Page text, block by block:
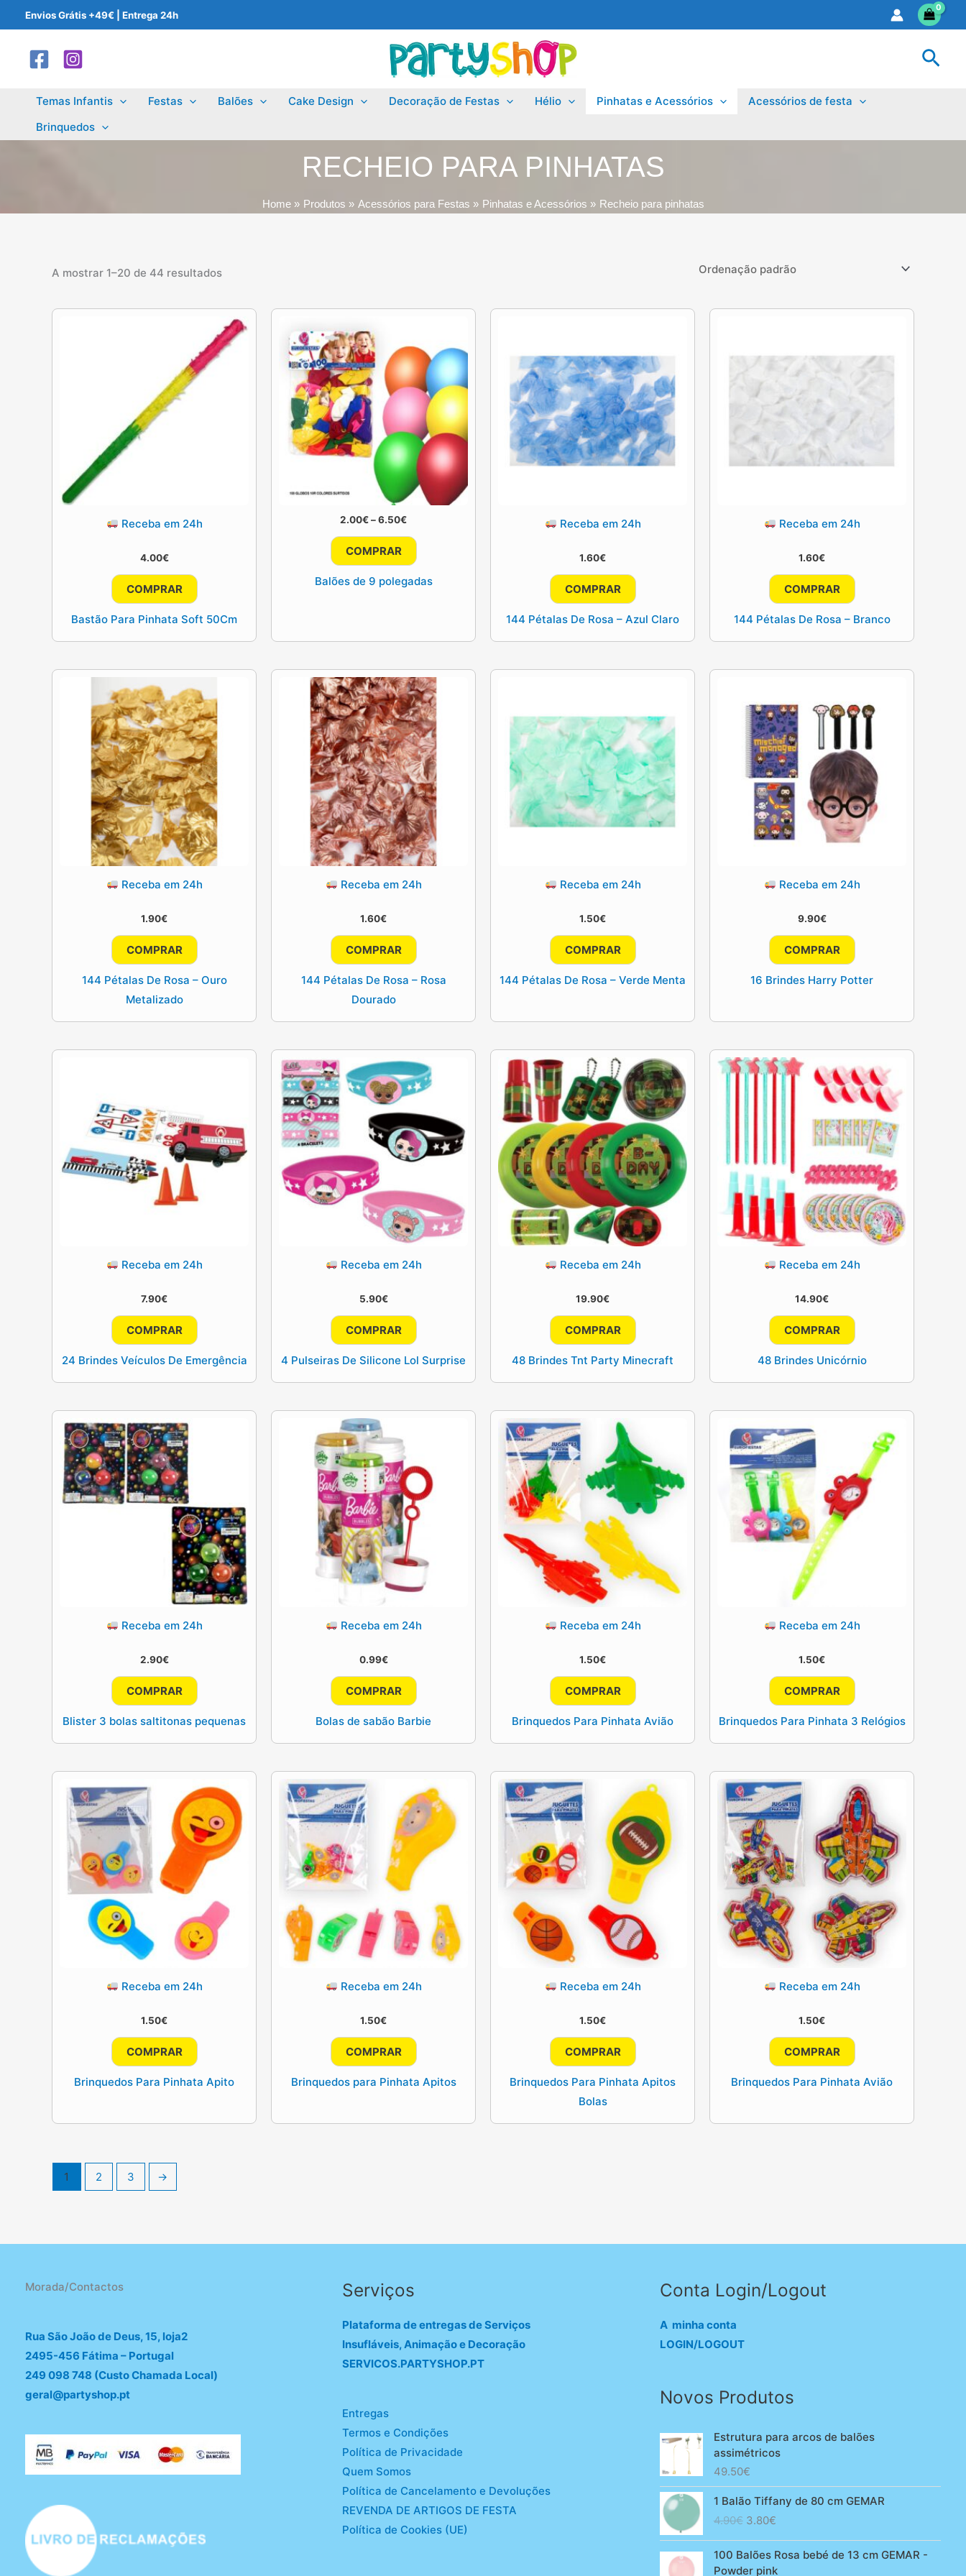
to
content
Envios Grátis +49€ | Entrega 24h
Temas Infantis Festas Balões Cake Design Decoração de Festas Hélio Pinhatas e Acessórios
Acessórios de festa
Brinquedos
RECHEIO PARA PINHATAS
Home Produtos Acessórios para Festas Pinhatas e Acessórios Recheio para pinhatas
A mostrar 1–20 de 44 resultados
Receba em 24h
4.00€
COMPRAR
Bastão Para Pinhata Soft 50Cm
2.00€–6.50€Price
2.00€
through
6.50€
COMPRAR
This
product
has
may
be
chosen
on
the
product
page
Balões de 9 polegadas
Receba em 24h
1.60€
COMPRAR
144 Pétalas De Rosa – Azul Claro
Receba em 24h
1.60€
COMPRAR
144 Pétalas De Rosa – Branco
Receba em 24h
1.90€
COMPRAR
144 Pétalas De Rosa – Ouro
Metalizado
Receba em 24h
1.60€
COMPRAR
144 Pétalas De Rosa – Rosa
Dourado
Receba em 24h
1.50€
COMPRAR
144 Pétalas De Rosa – Verde Menta
Receba em 24h
9.90€
COMPRAR
16 Brindes Harry Potter
Receba em 24h
7.90€
COMPRAR
24 Brindes Veículos De Emergência
Receba em 24h
5.90€
COMPRAR
4 Pulseiras De Silicone Lol Surprise
Receba em 24h
19.90€
COMPRAR
48 Brindes Tnt Party Minecraft
Receba em 24h
14.90€
COMPRAR
48 Brindes Unicórnio
Receba em 24h
2.90€
COMPRAR
Blister 3 bolas saltitonas pequenas
Receba em 24h
0.99€
COMPRAR
Bolas de sabão Barbie
Receba em 24h
1.50€
COMPRAR
Brinquedos Para Pinhata Avião
Receba em 24h
1.50€
COMPRAR
Brinquedos Para Pinhata 3 Relógios
Receba em 24h
1.50€
COMPRAR
Brinquedos Para Pinhata Apito
Receba em 24h
1.50€
COMPRAR
Brinquedos para Pinhata Apitos
Receba em 24h
1.50€
COMPRAR
Brinquedos Para Pinhata Apitos
Bolas
Receba em 24h
1.50€
COMPRAR
Brinquedos Para Pinhata Avião
1 2 3 →
Morada/Contactos
Rua São João de Deus, 15, loja2
2495-456 Fátima – Portugal
249 098 748 (Custo Chamada Local)
geral@partyshop.pt
Serviços
Plataforma de entregas de Serviços
Insufláveis, Animação e Decoração
SERVICOS.PARTYSHOP.PT
Entregas
Termos e Condições
Política de Privacidade
Quem Somos
Política de Cancelamento e Devoluções
REVENDA DE ARTIGOS DE FESTA
Política de Cookies (UE)
Conta Login/Logout
A minha conta
LOGIN/LOGOUT
Novos Produtos
Estrutura para arcos de balões
assimétricos
49.50€
1 Balão Tiffany de 80 cm GEMAR
4.90€ O
original
era:
3.80€O
atual
é:
100 Balões Rosa bebé de 13 cm GEMAR -
Powder pink